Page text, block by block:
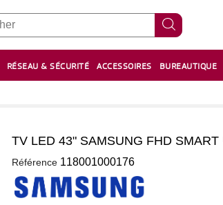
RÉSEAU & SÉCURITÉ ACCESSOIRES BUREAUTIQUE
TV LED 43" SAMSUNG FHD SMART
Référence 118001000176